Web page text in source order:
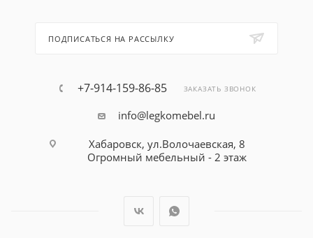
ПОДПИСАТЬСЯ НА РАССЫЛКУ
+7-914-159-86-85 ЗАКАЗАТЬ ЗВОНОК
info@legkomebel.ru
Хабаровск, ул.Волочаевская, 8
Огромный мебельный - 2 этаж